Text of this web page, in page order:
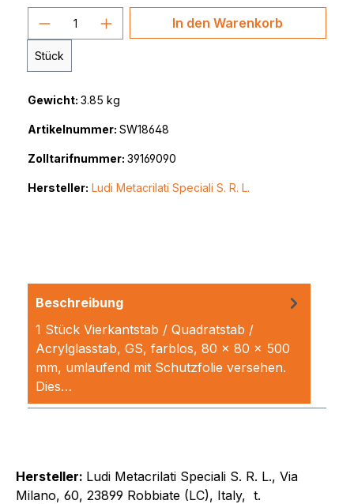
Produkt Anzahl: Gib den
Stück
In den Warenkorb
Gewicht: 3.85 kg
Artikelnummer: SW18648
Zolltarifnummer: 39169090
Hersteller: Ludi Metacrilati Speciali S. R. L.
Beschreibung
1 Stück Vierkantstab / Quadratstab /
Acrylglasstab, GS, farblos, 80 x 80 x 500
mm, umlaufend mit Schutzfolie versehen.
Dies…
Hersteller: Ludi Metacrilati Speciali S. R. L., Via
Milano, 60, 23899 Robbiate (LC), Italy, t.